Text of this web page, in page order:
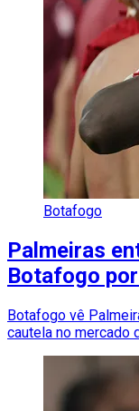
Botafogo
Palmeiras
Botafogo
Botafogo vê
cautela no mercado